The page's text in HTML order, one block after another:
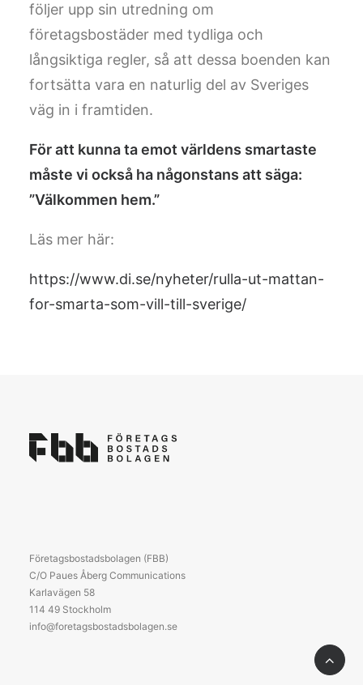
följer upp sin utredning om
företagsbostäder med tydliga och
långsiktiga regler, så att dessa boenden kan
fortsätta vara en naturlig del av Sveriges
väg in i framtiden.
För att kunna ta emot världens smartaste
måste vi också ha någonstans att säga:
”Välkommen hem.”
Läs mer här:
https://www.di.se/nyheter/rulla-ut-mattan-
for-smarta-som-vill-till-sverige/
Företagsbostadsbolagen (FBB)
C/O Paues Åberg Communications
Karlavägen 58
114 49 Stockholm
info@foretagsbostadsbolagen.se